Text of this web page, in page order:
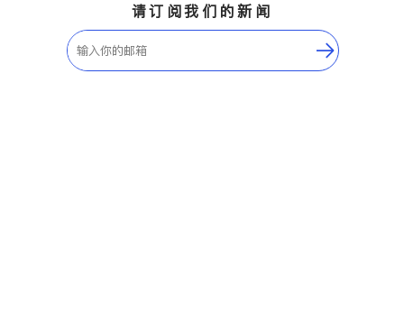
请订阅我们的新闻